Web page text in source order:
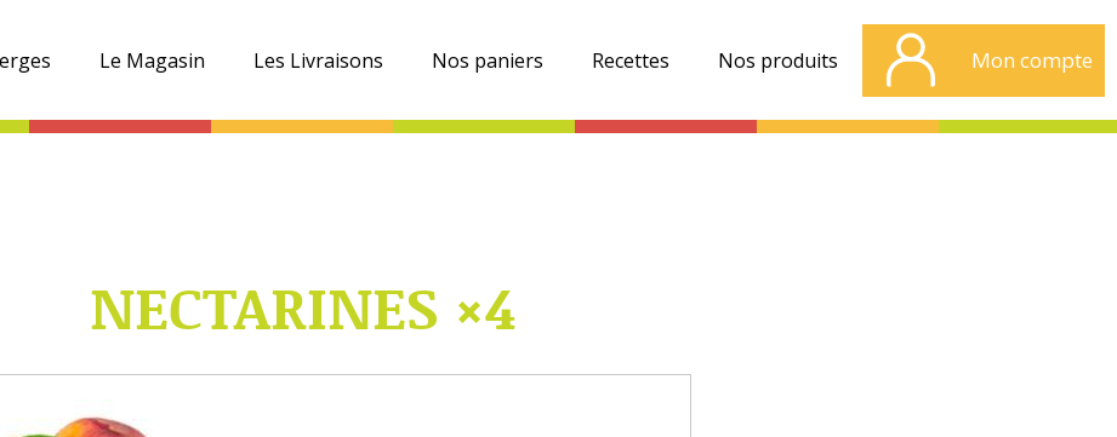
Le Magasin Les Livraisons Nos paniers Recettes Nos produits Mon compte
NECTARINES ×4